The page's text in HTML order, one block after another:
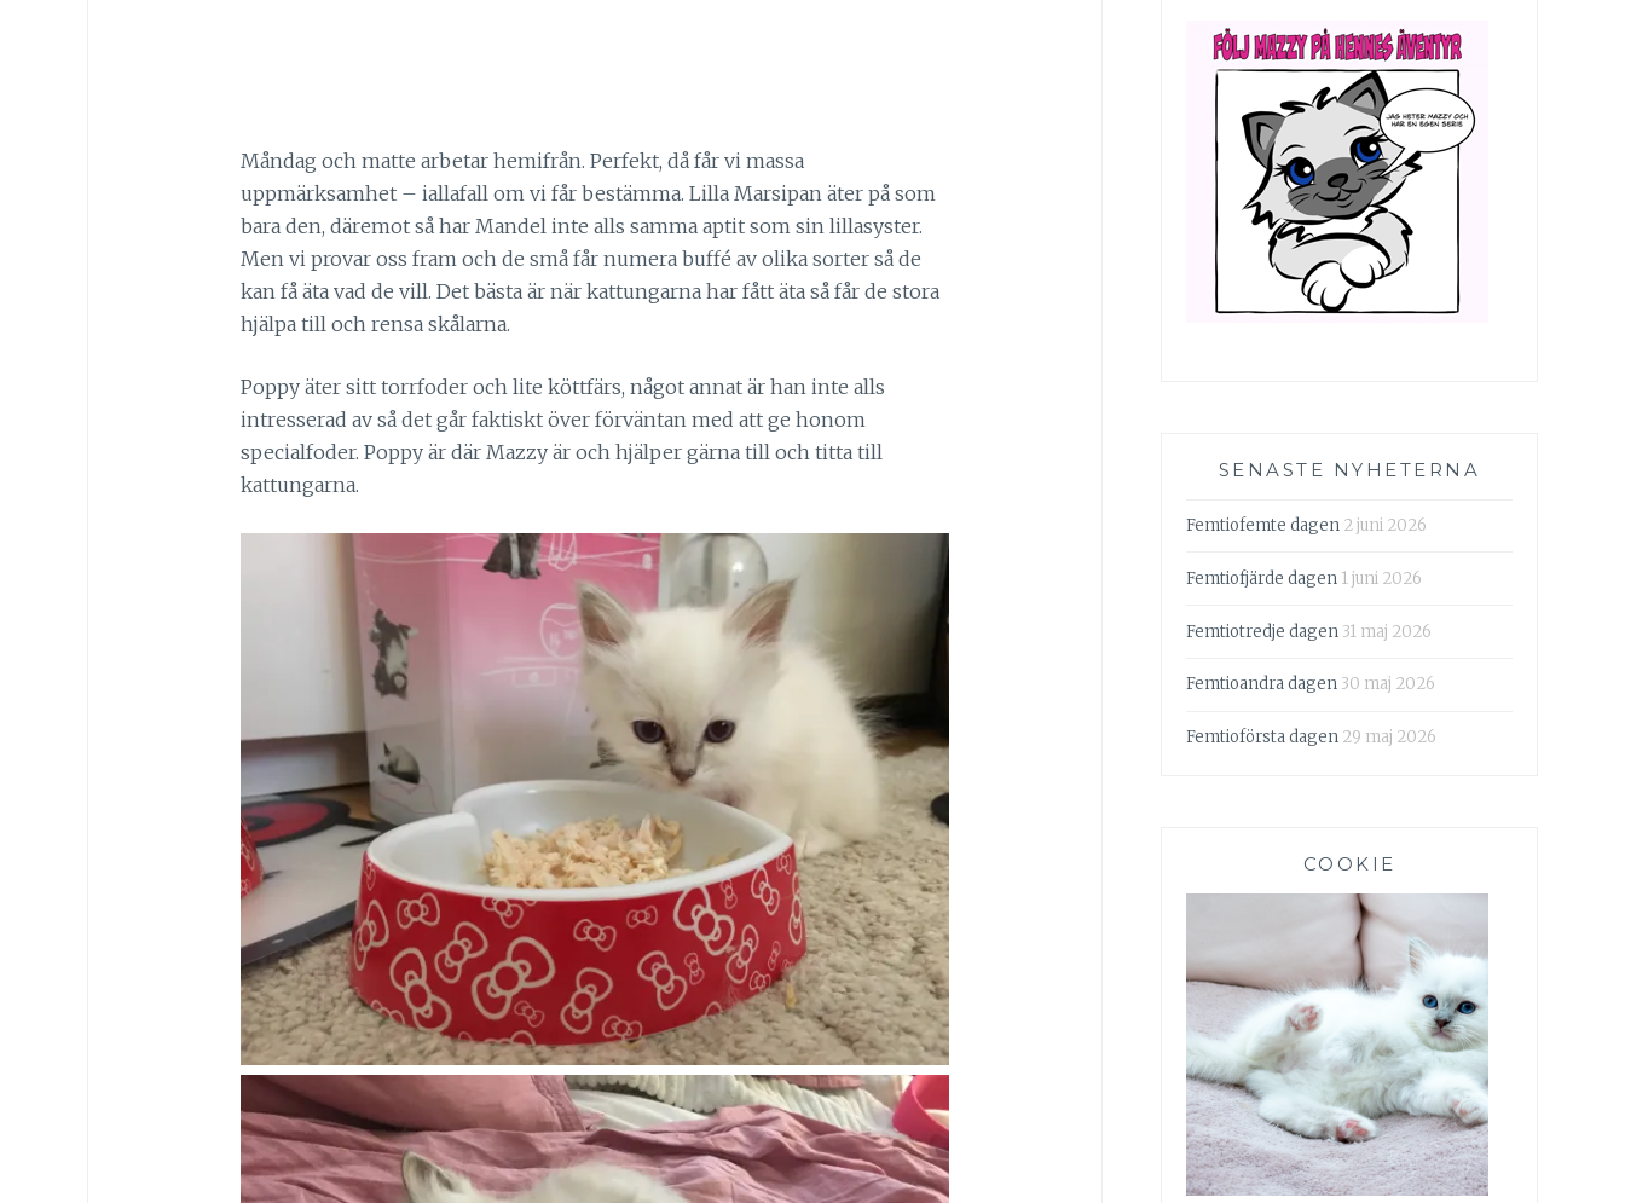
Måndag och matte arbetar hemifrån. Perfekt, då får vi massa
uppmärksamhet – iallafall om vi får bestämma. Lilla Marsipan äter på som
bara den, däremot så har Mandel inte alls samma aptit som sin lillasyster.
Men vi provar oss fram och de små får numera buffé av olika sorter så de
kan få äta vad de vill. Det bästa är när kattungarna har fått äta så får de stora
hjälpa till och rensa skålarna.
Poppy äter sitt torrfoder och lite köttfärs, något annat är han inte alls
intresserad av så det går faktiskt över förväntan med att ge honom
specialfoder. Poppy är där Mazzy är och hjälper gärna till och titta till
kattungarna.
SENASTE NYHETERNA
Femtiofemte dagen 2 juni 2026
Femtiofjärde dagen 1 juni 2026
Femtiotredje dagen 31 maj 2026
Femtioandra dagen 30 maj 2026
Femtioförsta dagen 29 maj 2026
COOKIE